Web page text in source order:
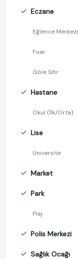
Eczane
Eğlence Merkezi
Fuar
Göle Sıfır
Hastane
Okul (İlk/Orta)
Lise
Üniversite
Market
Park
Plaj
Polis Merkezi
Sağlık Ocağı